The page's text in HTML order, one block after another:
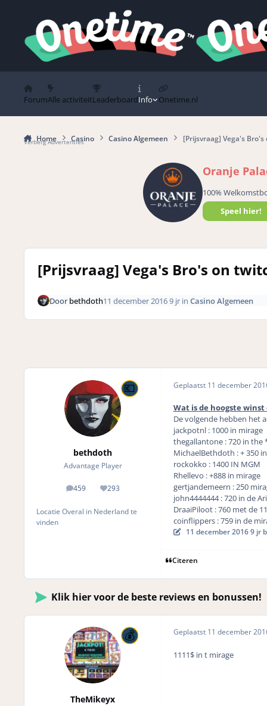
ForumAlle activiteitLeaderboardInfo Onetime.nl
Home Casino Casino Algemeen [Prijsvraag] Vega's
Verberg Advertenties
Oranje
100%
Speel hier!
[Prijsvraag] Vega's Bro's on
Doorbethdoth11 december 20169 jrin Casino Algemeen
bethdoth
Advantage Player
459
posts 293
Reputation
Locatie Overal in Nederland te
vinden
Geplaatst 11 december
Wat is de hoogste winst
De volgende hebben het
jackpotnl : 1000 in mirage
thegallantone : 720 in the
MichaelBethdoth : + 350
rockokko : 1400 IN MGM
Rhellevo : +888 in mirage
gertjandemeern : 250
john4444444 : 720 in de
DraaiPiloot : 760 met de
coinflippers : 759 in de
11 december 20169 jr
Citeren
Klik hier voor de beste reviews en bonussen!
TheMikeyx
Geplaatst 11 december
1111$ in t mirage